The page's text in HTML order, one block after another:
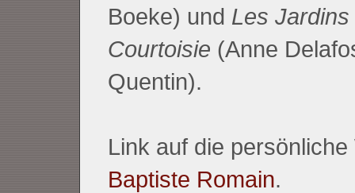
Boeke) und Les Jardins
Courtoisie (Anne
Quentin).
Link auf die
Baptiste Romain.